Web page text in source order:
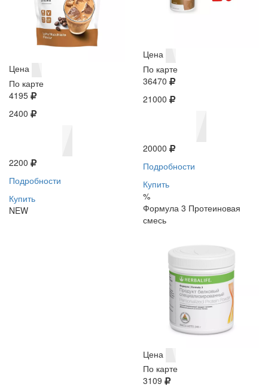
Цена
По карте
4195
2400
2200
Подробности
Купить
NEW
Цена
По карте
36470
21000
20000
Подробности
Купить
%
Формула 3 Протеиновая
смесь
Цена
По карте
3109